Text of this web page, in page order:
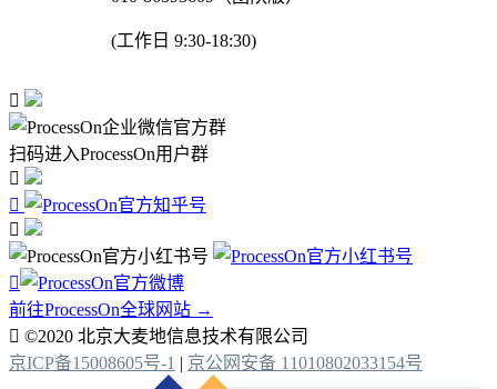
(工作日 9:30-18:30)

扫码进入ProcessOn用户群




前往ProcessOn全球网站 →
 ©2020 北京大麦地信息技术有限公司
京ICP备15008605号-1 | 京公网安备 11010802033154号